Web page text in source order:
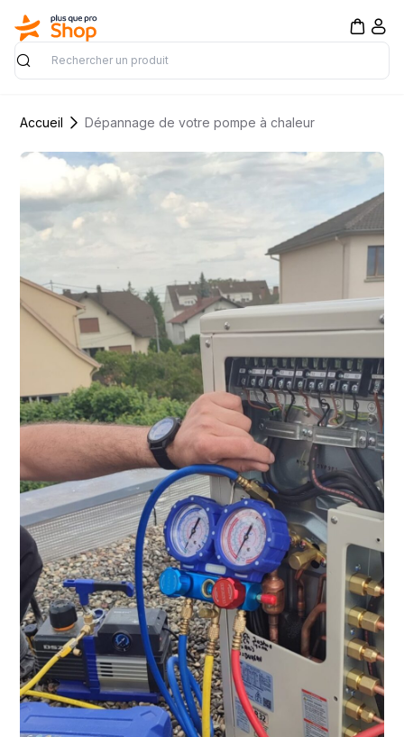
Rechercher
Accueil Dépannage de votre pompe à chaleur